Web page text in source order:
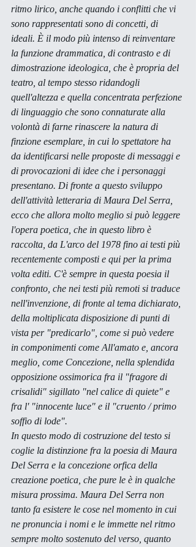
ritmo lirico, anche quando i conflitti che vi
sono rappresentati sono di concetti, di
ideali. È il modo più intenso di reinventare
la funzione drammatica, di contrasto e di
dimostrazione ideologica, che è propria del
teatro, al tempo stesso ridandogli
quell'altezza e quella concentrata perfezione
di linguaggio che sono connaturate alla
volontà di farne rinascere la natura di
finzione esemplare, in cui lo spettatore ha
da identificarsi nelle proposte di messaggi e
di provocazioni di idee che i personaggi
presentano. Di fronte a questo sviluppo
dell'attività letteraria di Maura Del Serra,
ecco che allora molto meglio si può leggere
l'opera poetica, che in questo libro è
raccolta, da L'arco del 1978 fino ai testi più
recentemente composti e qui per la prima
volta editi. C'è sempre in questa poesia il
confronto, che nei testi più remoti si traduce
nell'invenzione, di fronte al tema dichiarato,
della moltiplicata disposizione di punti di
vista per "predicarlo", come si può vedere
in componimenti come All'amato e, ancora
meglio, come Concezione, nella splendida
opposizione ossimorica fra il "fragore di
crisalidi" sigillato "nel calice di quiete" e
fra l' "innocente luce" e il "cruento / primo
soffio di lode".
In questo modo di costruzione del testo si
coglie la distinzione fra la poesia di Maura
Del Serra e la concezione orfica della
creazione poetica, che pure le è in qualche
misura prossima. Maura Del Serra non
tanto fa esistere le cose nel momento in cui
ne pronuncia i nomi e le immette nel ritmo
sempre molto sostenuto del verso, quanto